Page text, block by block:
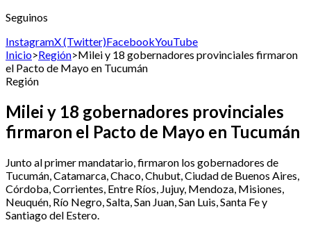
Seguinos
InstagramX (Twitter)FacebookYouTube
Inicio>Región>Milei y 18 gobernadores provinciales firmaron
el Pacto de Mayo en Tucumán
Región
Milei y 18 gobernadores provinciales
firmaron el Pacto de Mayo en Tucumán
Junto al primer mandatario, firmaron los gobernadores de
Tucumán, Catamarca, Chaco, Chubut, Ciudad de Buenos Aires,
Córdoba, Corrientes, Entre Ríos, Jujuy, Mendoza, Misiones,
Neuquén, Río Negro, Salta, San Juan, San Luis, Santa Fe y
Santiago del Estero.